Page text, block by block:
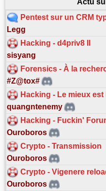
Pentest sur un CRM
Legg
Hacking - d4priv8 II
sisyang
Forensics - À la
#Z@tox#
Hacking - Le mieux
quangntenemy
Hacking - Fuckin'
Ouroboros
Crypto - Transmission
Ouroboros
Crypto - Vigenere
Ouroboros